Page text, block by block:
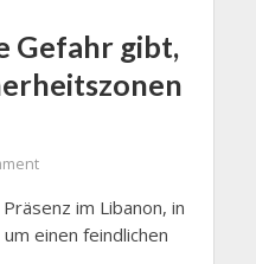
Gefahr gibt,
im Libanon, in
einen feindlichen